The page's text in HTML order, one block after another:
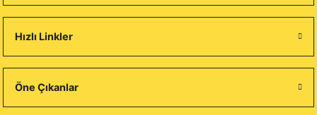
Hızlı Linkler
Öne Çıkanlar